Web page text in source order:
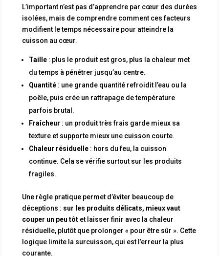
L’important n’est pas d’apprendre par cœur des durées
isolées, mais de comprendre comment ces facteurs
modifient le temps nécessaire pour atteindre la
cuisson au cœur.
Taille: plus le produit est gros, plus la chaleur met
du temps à pénétrer jusqu’au centre.
Quantité: une grande quantité refroidit l’eau ou la
poêle, puis crée un rattrapage de température
parfois brutal.
Fraîcheur : un produit très frais garde mieux sa
texture et supporte mieux une cuisson courte.
Chaleur résiduelle: hors du feu, la cuisson
continue. Cela se vérifie surtout sur les produits
fragiles.
Une règle pratique permet d’éviter beaucoup de
déceptions : sur les produits délicats, mieux vaut
couper un peu tôtet laisser finir avec la chaleur
résiduelle, plutôt que prolonger « pour être sûr ». Cette
logique limite la surcuisson, qui est l’erreur la plus
courante.